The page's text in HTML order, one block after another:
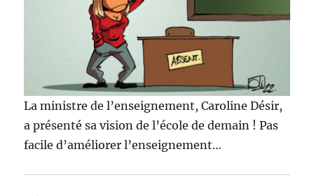
La ministre de l’enseignement, Caroline Désir,
a présenté sa vision de l’école de demain ! Pas
facile d’améliorer l’enseignement…